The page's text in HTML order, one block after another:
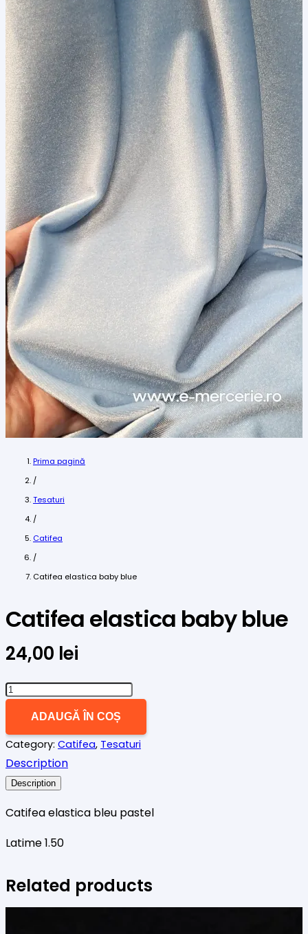
Prima pagină
/
Tesaturi
/
Catifea
/
Catifea elastica baby blue
Catifea elastica baby blue
24,00 lei
Cantitate
baby
blue
ADAUGĂ ÎN COȘ
Category: Catifea, Tesaturi
Description
Description
Catifea elastica bleu pastel
Latime 1.50
Related products